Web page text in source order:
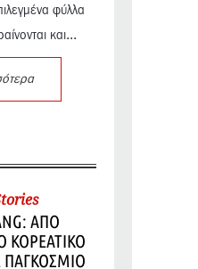
φύλλα
και...
ΑΠΟ
ΚΟΡΕΑΤΙΚΟ
ΠΑΓΚΟΣΜΙΟ